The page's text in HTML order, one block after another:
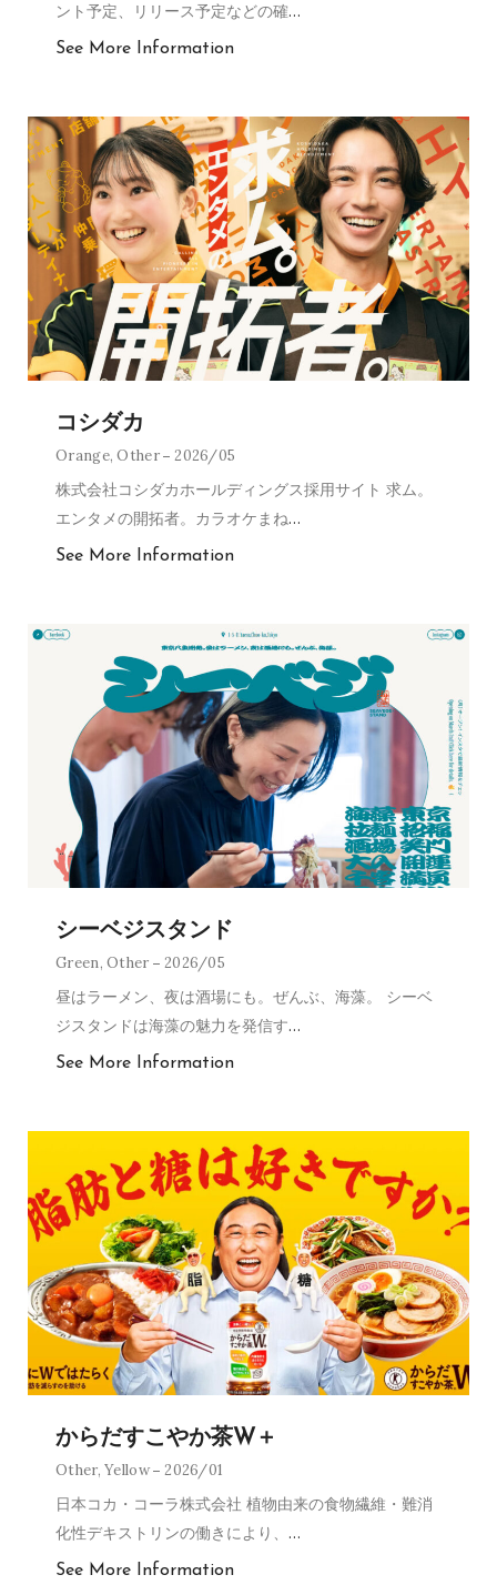
ント予定、リリース予定などの確…
See More Information
コシダカ
Orange,Other 2026/05
株式会社コシダカホールディングス採用サイト 求ム。
エンタメの開拓者。カラオケまね…
See More Information
シーベジスタンド
Green,Other 2026/05
昼はラーメン、夜は酒場にも。ぜんぶ、海藻。 シーベ
ジスタンドは海藻の魅力を発信す…
See More Information
からだすこやか茶W＋
Other,Yellow 2026/01
日本コカ・コーラ株式会社 植物由来の食物繊維・難消
化性デキストリンの働きにより、 …
See More Information